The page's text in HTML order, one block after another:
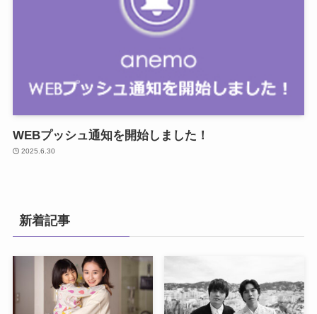
WEBプッシュ通知を開始しました！
2025.6.30
新着記事